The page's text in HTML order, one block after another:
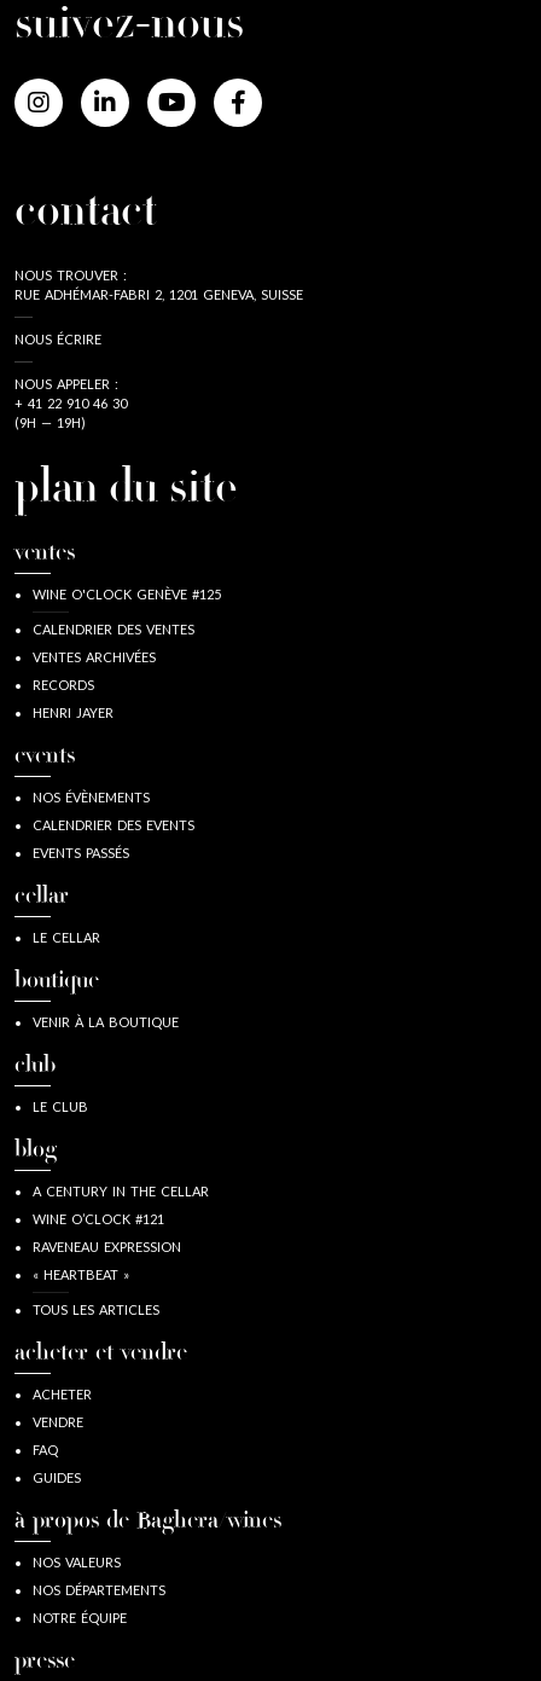
suivez-nous
contact
NOUS TROUVER :
RUE ADHÉMAR-FABRI 2, 1201 GENEVA, SUISSE
NOUS ÉCRIRE
NOUS APPELER :
+ 41 22 910 46 30
(9H — 19H)
plan du site
ventes
WINE O'CLOCK GENÈVE #125
CALENDRIER DES VENTES
VENTES ARCHIVÉES
RECORDS
HENRI JAYER
events
NOS ÉVÈNEMENTS
CALENDRIER DES EVENTS
EVENTS PASSÉS
cellar
LE CELLAR
boutique
VENIR À LA BOUTIQUE
club
LE CLUB
blog
A CENTURY IN THE CELLAR
WINE O’CLOCK #121
RAVENEAU EXPRESSION
« HEARTBEAT »
TOUS LES ARTICLES
acheter et vendre
ACHETER
VENDRE
FAQ
GUIDES
à propos de Baghera/wines
NOS VALEURS
NOS DÉPARTEMENTS
NOTRE ÉQUIPE
presse